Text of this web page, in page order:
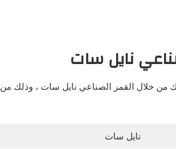
نايل سات
من خلال القمر الصناعي نايل سات ، وذلك من
نايل سات